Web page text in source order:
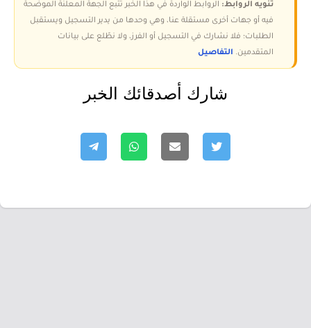
تنويه الروابط: الروابط الواردة في هذا الخبر تتبع الجهة المعلنة الموضحة
فيه أو جهات أخرى مستقلة عنا، وهي وحدها من يدير التسجيل ويستقبل
الطلبات؛ فلا نشارك في التسجيل أو الفرز، ولا نطّلع على بيانات
المتقدمين. التفاصيل
شارك أصدقائك الخبر